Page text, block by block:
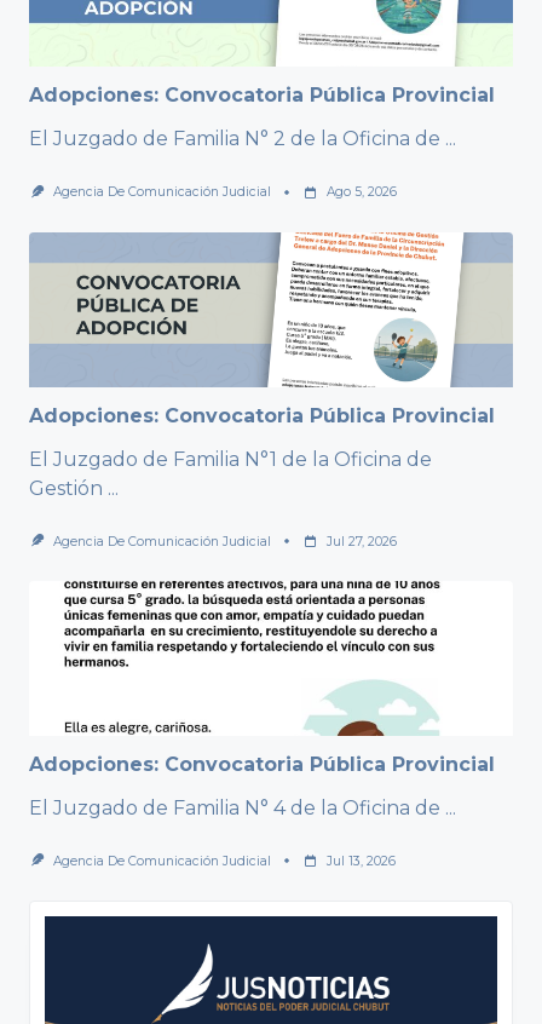
Adopciones: Convocatoria Pública Provincial
El Juzgado de Familia N° 2 de la Oficina de ...
Agencia De Comunicación Judicial Ago 5, 2026
Adopciones: Convocatoria Pública Provincial
El Juzgado de Familia N°1 de la Oficina de
Gestión ...
Agencia De Comunicación Judicial Jul 27, 2026
Adopciones: Convocatoria Pública Provincial
El Juzgado de Familia N° 4 de la Oficina de ...
Agencia De Comunicación Judicial Jul 13, 2026